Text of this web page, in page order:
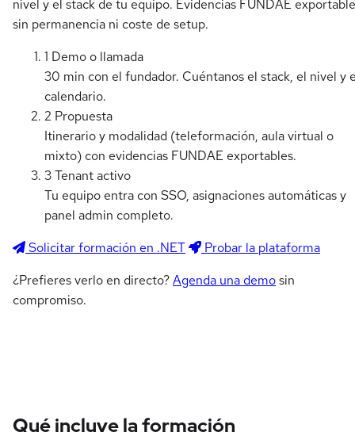
nivel y el stack de tu equipo. Evidencias FUNDAE
sin permanencia ni coste de setup.
1 Demo o llamada
30 min con el fundador. Cuéntanos el stack, el nivel y
calendario.
2 Propuesta
Itinerario y modalidad (teleformación, aula virtual o
mixto) con evidencias FUNDAE exportables.
3Tenant activo
Tu equipo entra con SSO, asignaciones automáticas y
panel admin completo.
Solicitar formación en .NET
Probar la plataforma
¿Prefieres verlo en directo?Agenda una demosin
compromiso.
Qué incluye la formación